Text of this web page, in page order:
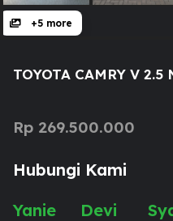
+5 more
TOYOTA CAMRY V 2.5
Rp 269.500.000
Hubungi Kami
Yanie
Devi